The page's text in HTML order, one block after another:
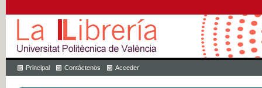
Principal Contáctenos Acceder